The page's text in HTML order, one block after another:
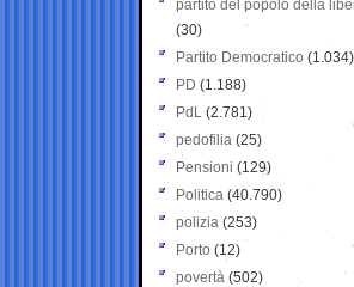
partito del popolo della
(30)
Partito Democratico (1.034)
PD (1.188)
PdL (2.781)
pedofilia (25)
Pensioni (129)
Politica (40.790)
polizia (253)
Porto (12)
povertà (502)